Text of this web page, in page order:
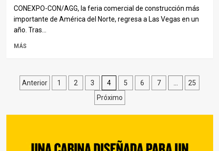
CONEXPO-CON/AGG, la feria comercial de construcción más
importante de América del Norte, regresa a Las Vegas en un
año. Tras...
MÁS
Paginación
Anterior 1 2 3 4 5 6 7
25
Próximo